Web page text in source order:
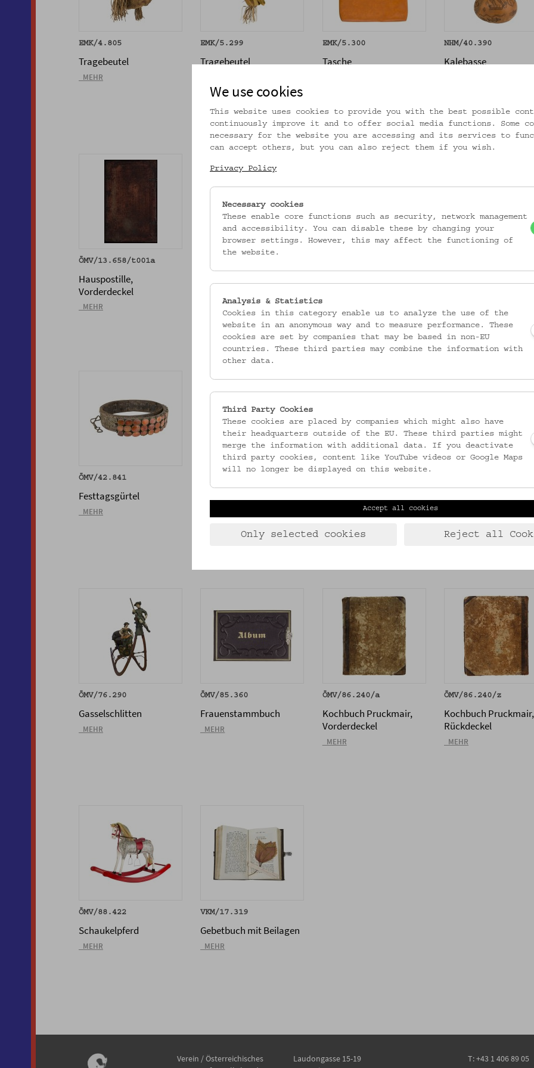
EMK/4.805
Tragebeutel
_MEHR
EMK/5.299
Tragebeutel
EMK/5.300
Tasche
NHM/40.390
Kalebasse
ÖMV/13.658/t001a
Hauspostille,
Vorderdeckel
_MEHR
ÖMV/42.841
Festtagsgürtel
_MEHR
ÖMV/76.290
Gasselschlitten
_MEHR
ÖMV/85.360
Frauenstammbuch
_MEHR
ÖMV/86.240/a
Kochbuch Pruckmair,
Vorderdeckel
_MEHR
ÖMV/86.240/z
Kochbuch Pruckmair,
Rückdeckel
_MEHR
ÖMV/88.422
Schaukelpferd
_MEHR
VKM/17.319
Gebetbuch mit Beilagen
_MEHR
Verein / Österreichisches
Laudongasse 15-19
T:+43 1 406 89 05
We use cookies
This website uses cookies to provide you with the best possible
continuously improve it and to offer social media functions. Some
necessary for the website you are accessing and its services to
can accept others, but you can also reject them if you wish.
Privacy Policy
Necessary cookies
These enable core functions such as security, network management
and accessibility. You can disable these by changing your
browser settings. However, this may affect the functioning of
the website.
Analysis & Statistics
Cookies in this category enable us to analyze the use of the
website in an anonymous way and to measure performance. These
cookies are set by companies that may be based in non-EU
countries. These third parties may combine the information with
other data.
Third Party Cookies
These cookies are placed by companies which might also have
their headquarters outside of the EU. These third parties might
merge the information with additional data. If you deactivate
third party cookies, content like YouTube videos or Google Maps
will no longer be displayed on this website.
Accept all cookies
Only selected cookies Reject all